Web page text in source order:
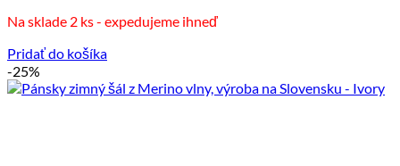
bola:
je:
Na sklade 2 ks - expedujeme ihneď
Pridať do košíka
-25%